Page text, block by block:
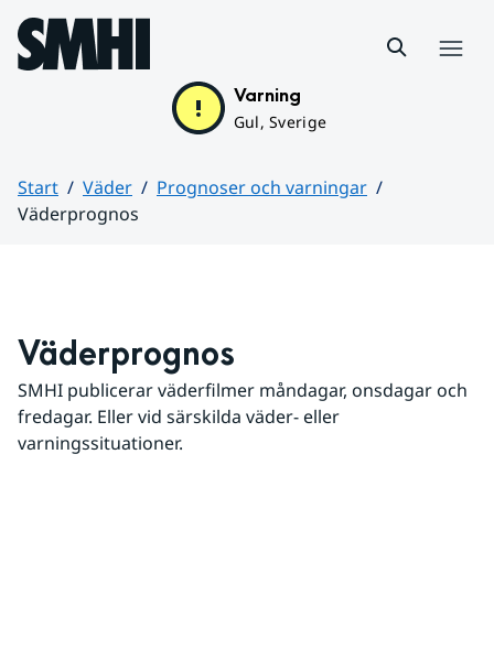
Hoppa till sidans innehåll
Varning
Gul, Sverige
Start Väder
Prognoser och varningar
Väderprognos
Väderprognos
SMHI publicerar väderfilmer måndagar, onsdagar och
fredagar. Eller vid särskilda väder- eller
varningssituationer.